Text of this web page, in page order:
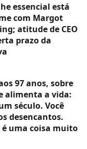
essencial está
com Margot
atitude de CEO
prazo da
97 anos, sobre
alimenta a vida:
século. Você
desencantos.
uma coisa muito